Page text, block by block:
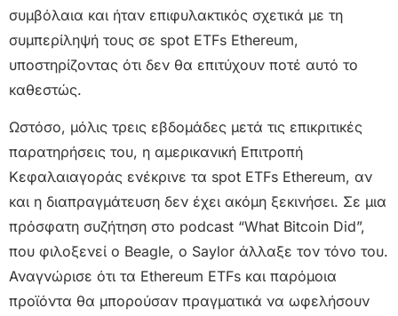
συμβόλαια και ήταν επιφυλακτικός σχετικά με τη
συμπερίληψή τους σε spot ETFs Ethereum,
υποστηρίζοντας ότι δεν θα επιτύχουν ποτέ αυτό το
καθεστώς.
Ωστόσο, μόλις τρεις εβδομάδες μετά τις επικριτικές
παρατηρήσεις του, η αμερικανική Επιτροπή
Κεφαλαιαγοράς ενέκρινε τα spot ETFs Ethereum, αν
και η διαπραγμάτευση δεν έχει ακόμη ξεκινήσει. Σε μια
πρόσφατη συζήτηση στο podcast “What Bitcoin Did”,
που φιλοξενεί ο Beagle, ο Saylor άλλαξε τον τόνο του.
Αναγνώρισε ότι τα Ethereum ETFs και παρόμοια
προϊόντα θα μπορούσαν πραγματικά να ωφελήσουν